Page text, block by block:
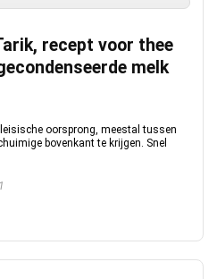
recept voor thee
melk
oorsprong, meestal tussen
bovenkant te krijgen. Snel